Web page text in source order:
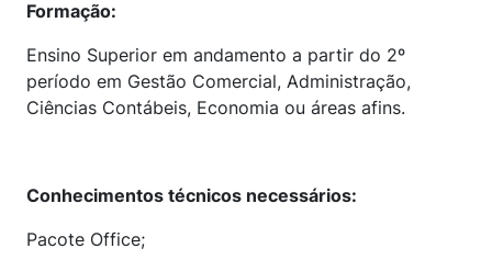
Formação:
Ensino Superior em andamento a partir do 2º
período em Gestão Comercial, Administração,
Ciências Contábeis, Economia ou áreas afins.
Conhecimentos técnicos necessários:
Pacote Office;